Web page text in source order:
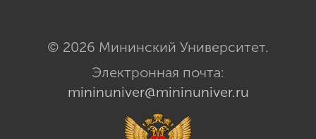
© 2026 Мининский Университет.
Электронная почта:
mininuniver@mininuniver.ru